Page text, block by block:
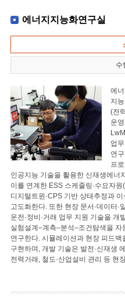
에너지지능화연구실
수
에
지
(전
운
업
연
프
인공지능 기술을 활용한 신재생에너
이를 연계한 ESS 스케줄링·수요자
디지털트윈·CPS 기반 상태추정과
고도화한다. 또한 현장 문서·데이터
운전·정비·거래 업무 지원 기술을 개
실험설계–계측–분석–조건탐색을
연구한다. 시뮬레이션과 현장 피드
구현하며, 개발 기술은 발전·신재생
전력거래, 철도·산업설비 관리 등 현